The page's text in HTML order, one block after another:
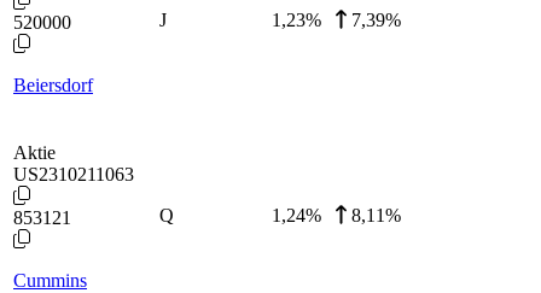
520000
Beiersdorf
J 1,23% 7,39%
Aktie
US2310211063
853121
Cummins
Q 1,24% 8,11%